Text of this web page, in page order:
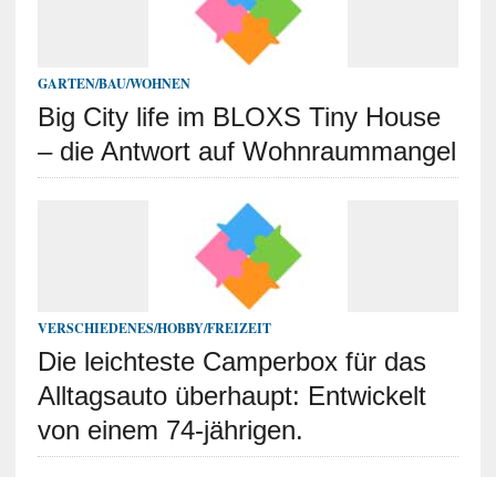
GARTEN/BAU/WOHNEN
Big City life im BLOXS Tiny House
– die Antwort auf Wohnraummangel
VERSCHIEDENES/HOBBY/FREIZEIT
Die leichteste Camperbox für das
Alltagsauto überhaupt: Entwickelt
von einem 74-jährigen.